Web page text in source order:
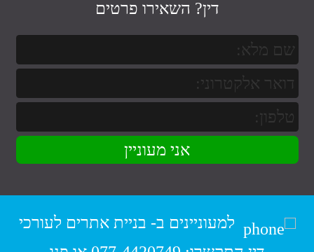
האפשרויות
השארת משוב
הצהרת נגישות
דין? השאירו פרטים
למעוניינים ב- בניית אתרים לעורכי